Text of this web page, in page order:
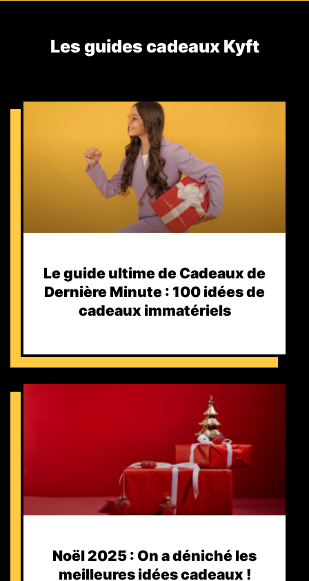
Les guides cadeaux Kyft​
Le guide ultime de Cadeaux de
Dernière Minute : 100 idées de
cadeaux immatériels
Noël 2025 : On a déniché les
meilleures idées cadeaux !